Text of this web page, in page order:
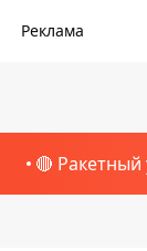
Реклама
🔴 Ракетный